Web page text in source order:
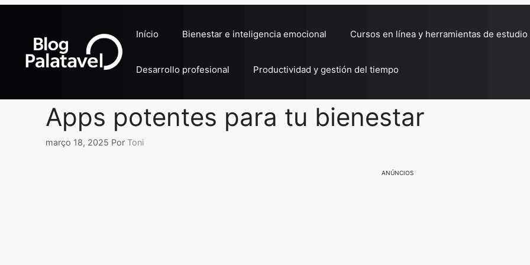
conteúdo
Início Bienestar e inteligencia emocional Cursos en línea y herramientas de estudio
Desarrollo profesional Productividad y gestión del tiempo
Apps potentes para tu bienestar
março 18, 2025 Por Toni
ANÚNCIOS